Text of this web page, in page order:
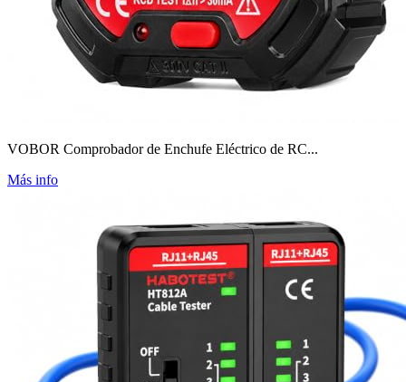
VOBOR Comprobador de Enchufe Eléctrico de RC...
Más info